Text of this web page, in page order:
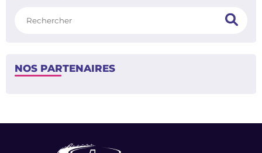
NOS PARTENAIRES